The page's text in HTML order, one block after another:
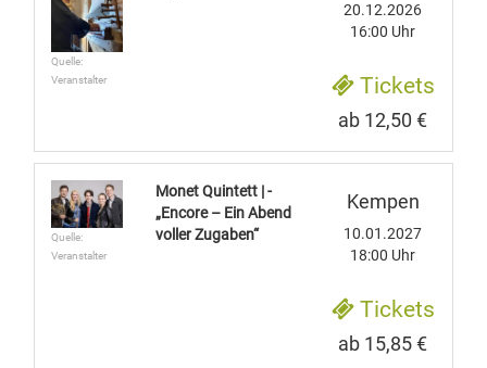
Quelle:
Veranstalter
20.12.2026
16:00 Uhr
Tickets
ab 12,50 €
Quelle:
Veranstalter
Monet Quintett | -
„Encore – Ein Abend
voller Zugaben“
Kempen
10.01.2027
18:00 Uhr
Tickets
ab 15,85 €